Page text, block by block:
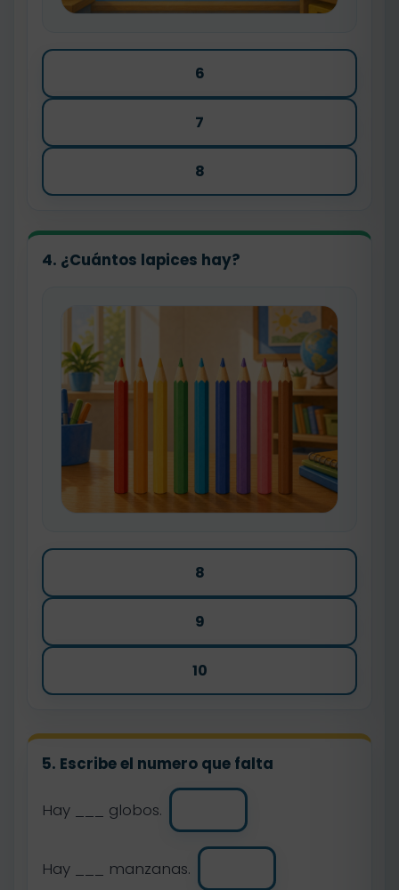
6
7
8
4. ¿Cuántos lapices hay?
8
9
10
5. Escribe el numero que falta
Hay ___ globos.
Hay ___ manzanas.